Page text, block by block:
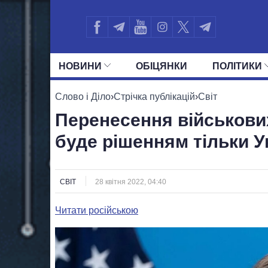
НОВИНИ ОБIЦЯНКИ ПОЛIТИКИ
УСІ ПОЛІТИКИ ПРЕЗИДЕНТ І ОФІС
Слово і Діло›Стрічка публікацій›Світ
Перенесення
буде рішенням тільки
СВІТ 28 квітня 2022, 04:40
Читати російською